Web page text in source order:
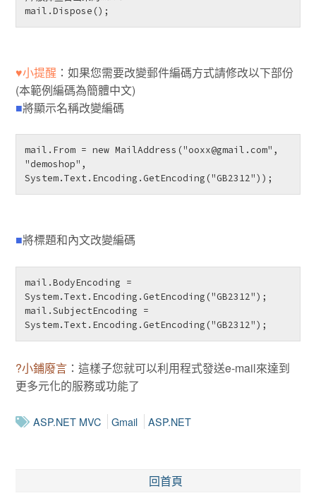
mail.Dispose();
♥小提醒 ：如果您需要改變郵件編碼方式請修改以下部份
(本範例編碼為簡體中文)
■將顯示名稱改變編碼
mail.From = new MailAddress("ooxx@gmail.com",
"demoshop",
System.Text.Encoding.GetEncoding("GB2312"));
■將標題和內文改變編碼
mail.BodyEncoding =
System.Text.Encoding.GetEncoding("GB2312");
mail.SubjectEncoding =
System.Text.Encoding.GetEncoding("GB2312");
?小鋪廢言 ：這樣子您就可以利用程式發送e-mail來達到
更多元化的服務或功能了
ASP.NET MVC Gmail ASP.NET
回首頁